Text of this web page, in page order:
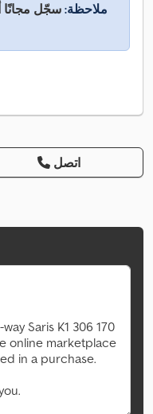
ملاحظة:سجّل مجانًا
اتصل